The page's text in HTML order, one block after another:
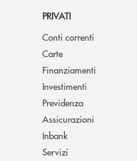
PRIVATI
Conti correnti
Carte
Finanziamenti
Investimenti
Previdenza
Assicurazioni
Inbank
Servizi